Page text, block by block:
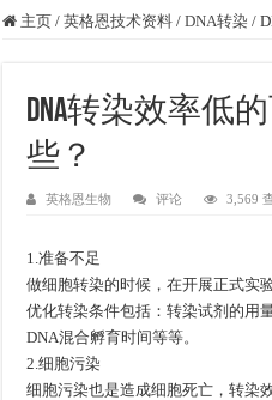
主页 / 英格恩技术资料 / DNA转染 /
DNA转染效率低
些？
英格恩生物 评论 3,569
1.准备不足
做细胞转染的时候，在开展正式实
优化转染条件包括：转染试剂的用
DNA混合孵育时间等等。
2.细胞污染
细胞污染也是造成细胞死亡，转染